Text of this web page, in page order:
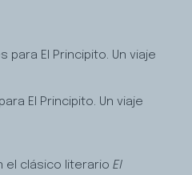
El Principito. Un viaje
el clásico literario El